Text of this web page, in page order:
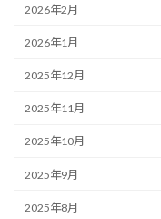
2026年2月
2026年1月
2025年12月
2025年11月
2025年10月
2025年9月
2025年8月